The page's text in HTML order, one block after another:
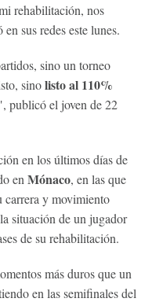
rehabilitación, nos
sus redes este lunes.
sino un torneo
sinolisto al 110%
publicó el joven de 22
en los últimos días de
en Mónaco, en las que
carrera y movimiento
situación de un jugador
de su rehabilitación.
más duros que un
en las semifinales del